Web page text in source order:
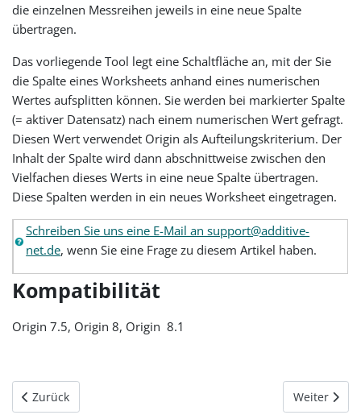
die einzelnen Messreihen jeweils in eine neue Spalte
übertragen.
Das vorliegende Tool legt eine Schaltfläche an, mit der Sie
die Spalte eines Worksheets anhand eines numerischen
Wertes aufsplitten können. Sie werden bei markierter Spalte
(= aktiver Datensatz) nach einem numerischen Wert gefragt.
Diesen Wert verwendet Origin als Aufteilungskriterium. Der
Inhalt der Spalte wird dann abschnittweise zwischen den
Vielfachen dieses Werts in eine neue Spalte übertragen.
Diese Spalten werden in ein neues Worksheet eingetragen.
Schreiben Sie uns eine E-Mail an support@additive-
net.de, wenn Sie eine Frage zu diesem Artikel haben.
Kompatibilität
Origin 7.5, Origin 8, Origin 8.1
Vorheriger Beitrag: Origin 8 - Gleichzeitige Benutzung von
Zurück Nächster
Weiter